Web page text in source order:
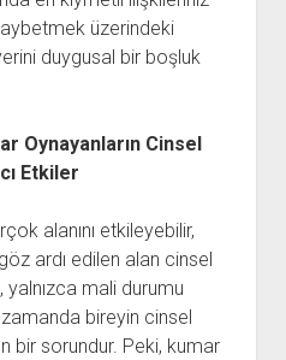
üzerindeki
duygusal bir boşluk
Oynayanların Cinsel
Etkiler
alanını etkileyebilir,
ardı edilen alan cinsel
yalnızca mali durumu
bireyin cinsel
bir sorundur. Peki, kumar